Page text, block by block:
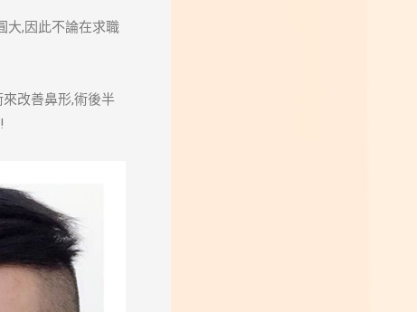
大,因此不論在求職
改善鼻形,術後半